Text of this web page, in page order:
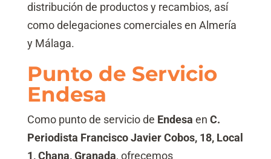
distribución de productos y recambios, así
como delegaciones comerciales en Almería
y Málaga.
Punto de Servicio
Endesa
Como punto de servicio de Endesa en C.
Periodista Francisco Javier Cobos, 18, Local
1, Chana, Granada, ofrecemos